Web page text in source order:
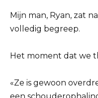
Mijn man, Ryan, zat
volledig begreep.
Het moment dat we
«Ze is gewoon